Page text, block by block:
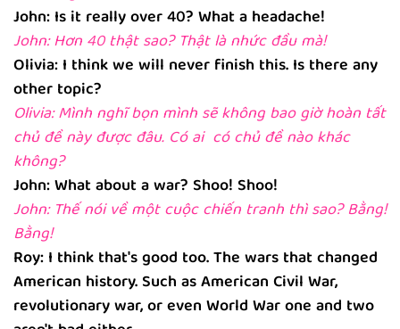
John: Is it really over 40? What a headache!
John: Hơn 40 thật sao? Thật là nhức đầu mà!
Olivia: I think we will never finish this. Is there any
other topic?
Olivia: Mình nghĩ bọn mình sẽ không bao giờ hoàn tất
chủ đề này được đâu. Có ai có chủ đề nào khác
không?
John: What about a war? Shoo! Shoo!
John: Thế nói về một cuộc chiến tranh thì sao? Bằng!
Bằng!
Roy: I think that's good too. The wars that changed
American history. Such as American Civil War,
revolutionary war, or even World War one and two